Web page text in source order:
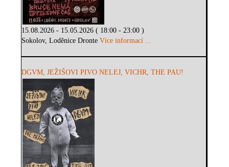
15.08.2026 - 15.05.2026 ( 18:00 - 23:00 )
Sokolov, Loděnice DronteVíce informací ...
DGVM, JEŽIŠOVI PIVO NELEJ, VICHR, THE PAU!